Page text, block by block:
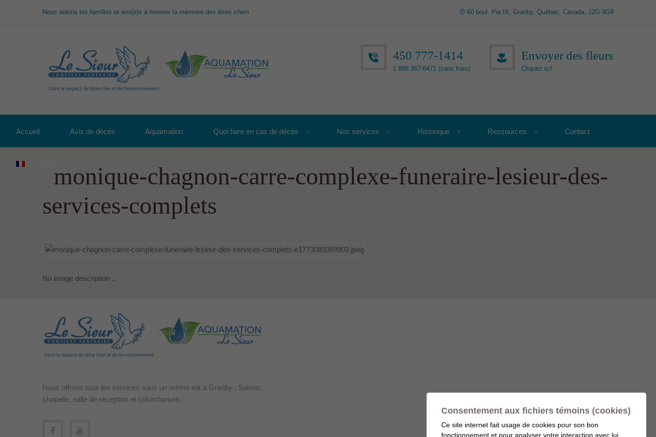
Nous aidons les familles et ami(e)s à honorer la mémoire des êtres chers 60 boul. Pie IX, Granby, Québec, Canada, J2G 9G9
450 777-1414
1 888 367-8471 (sans frais)
Envoyer des fleurs
Cliquez ici!
Accueil Avis de décès Aquamation Quoi faire en cas de décès Nos services Historique Ressources Contact
monique-chagnon-carre-complexe-funeraire-lesieur-des-
services-complets
No image description ...
Nous offrons tous les services sous un même toit à Granby : Salons,
chapelle, salle de réception et columbarium.
Consentement aux fichiers témoins (cookies)
Ce site internet fait usage de cookies pour son bon
fonctionnement et pour analyser votre interaction avec lui,